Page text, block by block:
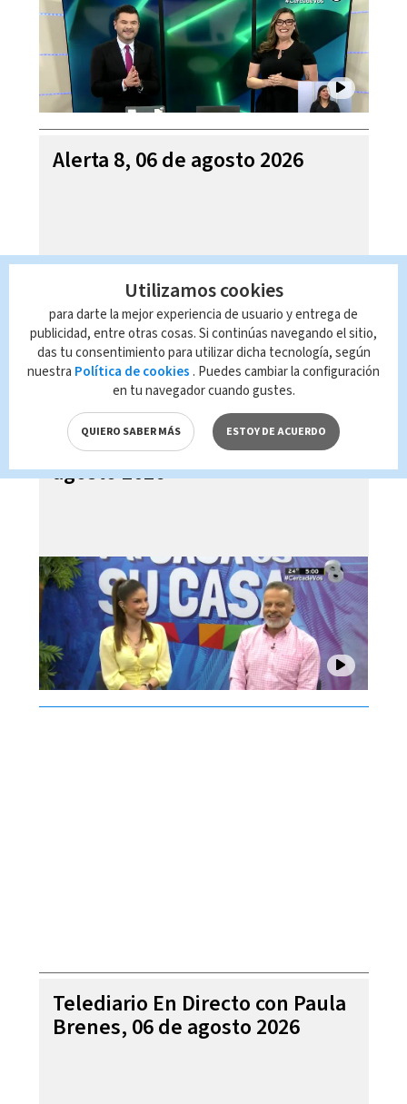
Alerta 8, 06 de agosto 2026
Mi Casa es su Casa, 06 de
agosto 2026
Telediario En Directo con Paula
Brenes, 06 de agosto 2026
Utilizamos cookies
para darte la mejor experiencia de usuario y entrega de
publicidad, entre otras cosas. Si continúas navegando el sitio,
das tu consentimiento para utilizar dicha tecnología, según
nuestra Política de cookies . Puedes cambiar la configuración
en tu navegador cuando gustes.
QUIERO SABER MÁS ESTOY DE ACUERDO